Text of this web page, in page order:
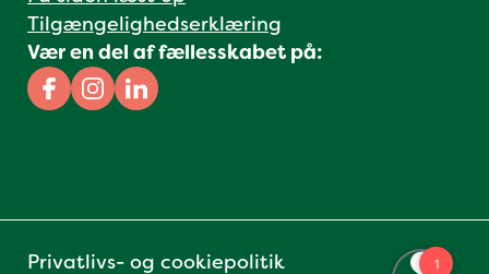
Tilgængelighedserklæring
Vær en del af fællesskabet på:
Facebook
Instagram
Linkedin
Privatlivs- og cookiepolitik